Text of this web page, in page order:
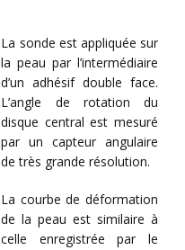
La sonde est appliquée sur
la peau par l’intermédiaire
d’un adhésif double face.
L’angle de rotation du
disque central est mesuré
par un capteur angulaire
de très grande résolution.
La courbe de déformation
de la peau est similaire à
celle enregistrée par le